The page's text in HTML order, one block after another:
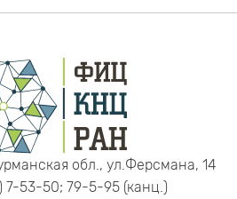
обл., ул.Ферсмана, 14
7-53-50; 79-5-95 (канц.)